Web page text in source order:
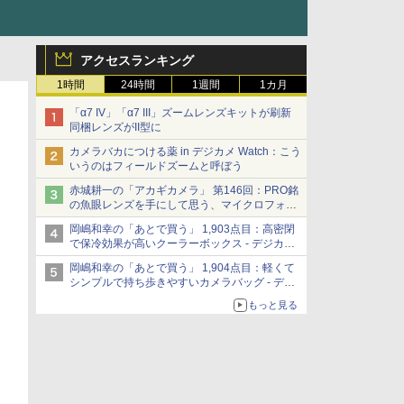
アクセスランキング
1時間 24時間 1週間 1カ月
「α7 IV」「α7 III」ズームレンズキットが刷新
同梱レンズがII型に
カメラバカにつける薬 in デジカメ Watch：こう
いうのはフィールドズームと呼ぼう
赤城耕一の「アカギカメラ」 第146回：PRO銘
の魚眼レンズを手にして思う、マイクロフォー
サーズへの期待と可能性
岡嶋和幸の「あとで買う」 1,903点目：高密閉
で保冷効果が高いクーラーボックス - デジカメ
Watch
岡嶋和幸の「あとで買う」 1,904点目：軽くて
シンプルで持ち歩きやすいカメラバッグ - デジ
もっと見る